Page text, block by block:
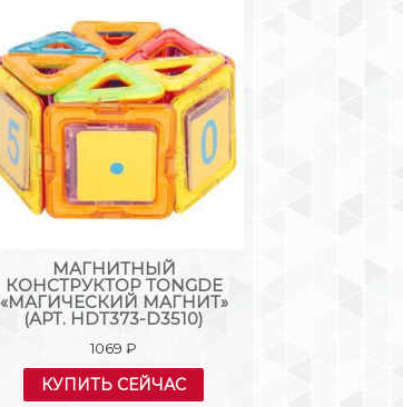
МАГНИТНЫЙ
КОНСТРУКТОР TONGDE
«МАГИЧЕСКИЙ МАГНИТ»
(АРТ. HDT373-D3510)
1069₽
КУПИТЬ СЕЙЧАС